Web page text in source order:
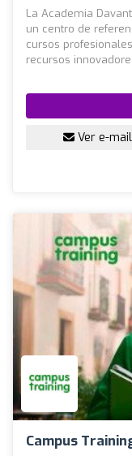
La Academia
un centro de
cursos
recursos
Ver e-mail
Campus